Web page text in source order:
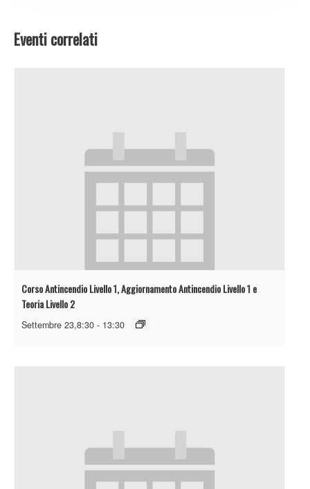
Eventi correlati
Corso Antincendio Livello 1, Aggiornamento Antincendio Livello 1 e
Teoria Livello 2
Settembre 23,8:30 - 13:30